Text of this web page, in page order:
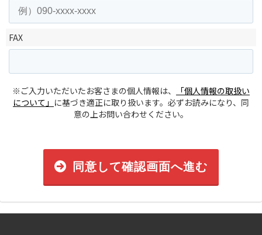
FAX
※ご入力いただいたお客さまの個人情報は、
「個人情報の取扱い
について」 に基づき適正に取り扱います。必ずお読みになり、同
意の上お問い合わせください。
同意して確認画面へ進む